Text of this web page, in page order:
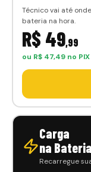
Técnico vai até
bateria na hora.
R$ 49,99
ou R$ 47,49 no PIX
Carga
na Bateria
Recarregue